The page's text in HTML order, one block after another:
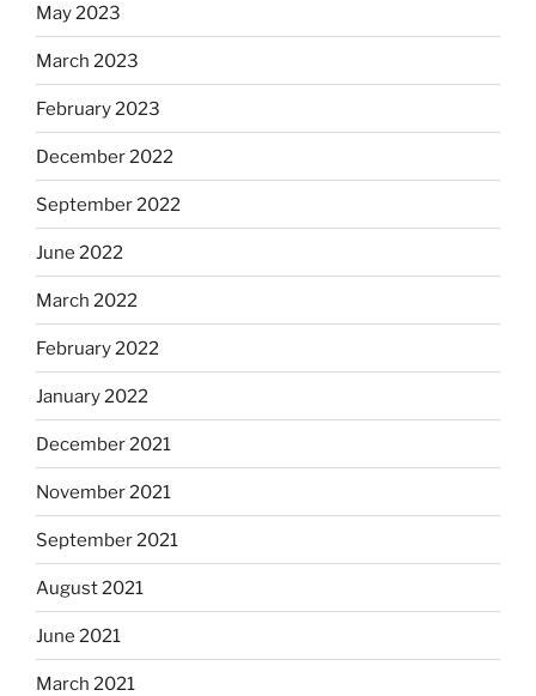
May 2023
March 2023
February 2023
December 2022
September 2022
June 2022
March 2022
February 2022
January 2022
December 2021
November 2021
September 2021
August 2021
June 2021
March 2021